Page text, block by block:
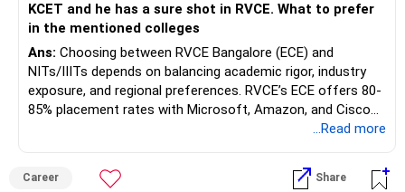
KCET and he has a sure shot in RVCE. What to prefer
in the mentioned colleges
Ans: Choosing between RVCE Bangalore (ECE) and
NITs/IIITs depends on balancing academic rigor, industry
exposure, and regional preferences. RVCE’s ECE offers 80-
85% placement rates with Microsoft, Amazon, and Cisco
among top recruiters, leveraging its Bangalore location for
fees (~?1.28 lakh/year). NIT Agartala (ECE) boasts 82.3%
placements (2023) with an average package comparable to
...Read more
Career Share